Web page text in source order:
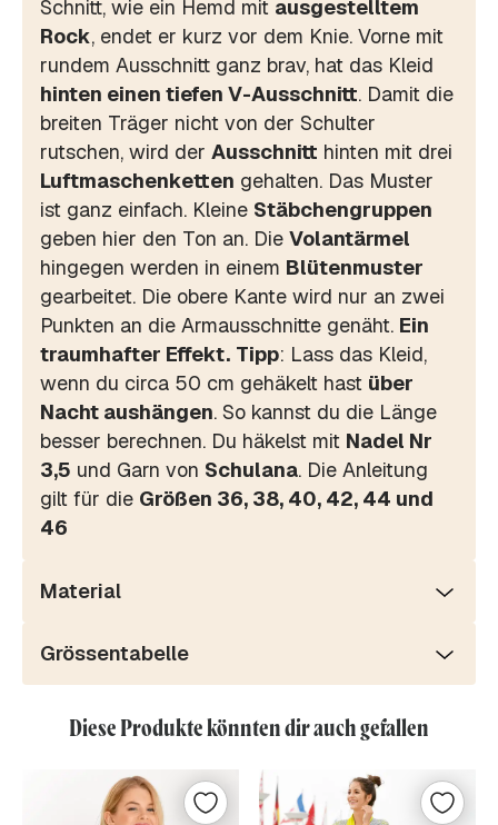
Schnitt, wie ein Hemd mit ausgestelltem
Rock, endet er kurz vor dem Knie. Vorne mit
rundem Ausschnitt ganz brav, hat das Kleid
hinten einen tiefen V-Ausschnitt. Damit die
breiten Träger nicht von der Schulter
rutschen, wird der Ausschnitt hinten mit drei
Luftmaschenketten gehalten. Das Muster
ist ganz einfach. Kleine Stäbchengruppen
geben hier den Ton an. Die Volantärmel
hingegen werden in einem Blütenmuster
gearbeitet. Die obere Kante wird nur an zwei
Punkten an die Armausschnitte genäht. Ein
traumhafter Effekt. Tipp: Lass das Kleid,
wenn du circa 50 cm gehäkelt hast über
Nacht aushängen. So kannst du die Länge
besser berechnen. Du häkelst mit Nadel Nr
3,5 und Garn von Schulana. Die Anleitung
gilt für die Größen 36, 38, 40, 42, 44 und
46
Material
Grössentabelle
Diese Produkte könnten dir auch gefallen